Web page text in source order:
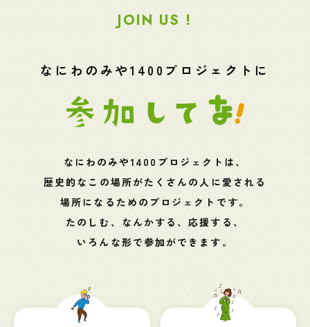
JOIN US !
なにわのみや1400プロジェクトに
なにわのみや1400プロジェクトは、
歴史的なこの場所がたくさんの人に愛される
場所になるためのプロジェクトです。
たのしむ、なんかする、応援する、
いろんな形で参加ができます。